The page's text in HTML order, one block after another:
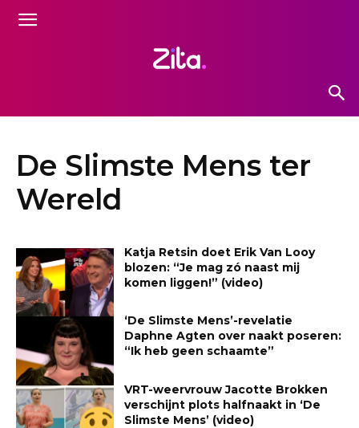
De Slimste Mens ter
Wereld
Katja Retsin doet Erik Van Looy
blozen: “Je mag zó naast mij
komen liggen!” (video)
‘De Slimste Mens’-revelatie
Daphne Agten over naakt poseren:
“Ik heb geen schaamte”
VRT-weervrouw Jacotte Brokken
verschijnt plots halfnaakt in ‘De
Slimste Mens’ (video)